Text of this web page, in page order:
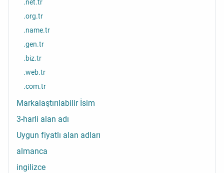
.net.tr
.org.tr
.name.tr
.gen.tr
.biz.tr
.web.tr
.com.tr
Markalaştırılabilir İsim
3-harli alan adı
Uygun fiyatlı alan adları
almanca
ingilizce